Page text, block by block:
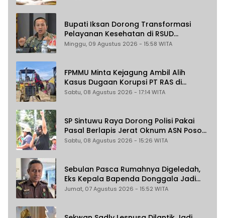
Bupati Iksan Dorong Transformasi
Pelayanan Kesehatan di RSUD
Morowali
Minggu, 09 Agustus 2026 - 15:58 WITA
FPMMU Minta Kejagung Ambil Alih
Kasus Dugaan Korupsi PT RAS di
Morowali Utara
Sabtu, 08 Agustus 2026 - 17:14 WITA
SP Sintuwu Raya Dorong Polisi Pakai
Pasal Berlapis Jerat Oknum ASN Poso
Terlibat Dugaan Pelecehan Seksual
Sabtu, 08 Agustus 2026 - 15:26 WITA
Sebulan Pasca Rumahnya Digeledah,
Eks Kepala Bapenda Donggala Jadi
Tersangka Dugaan Korupsi
Jumat, 07 Agustus 2026 - 15:52 WITA